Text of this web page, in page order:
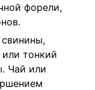
форели,
или тонкий
Чай или